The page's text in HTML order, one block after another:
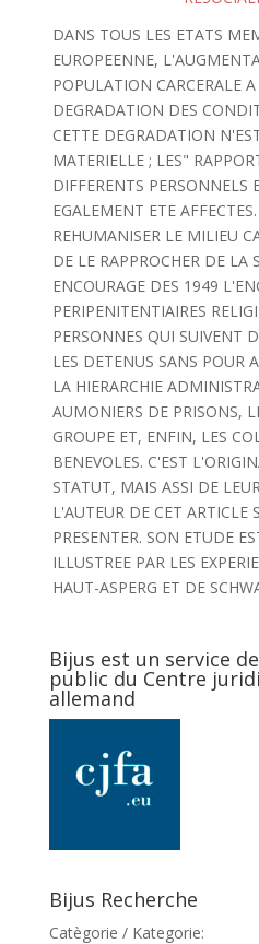
DANS TOUS LES ETATS
EUROPEENNE,
POPULATION CARCERALE
DEGRADATION DES
CETTE DEGRADATION
MATERIELLE ; LES"
DIFFERENTS PERSONNELS
EGALEMENT ETE
REHUMANISER LE MILIEU
DE LE RAPPROCHER DE LA
ENCOURAGE DES 1949
PERIPENITENTIAIRES
PERSONNES QUI SUIVENT
LES DETENUS SANS POUR
LA HIERARCHIE
AUMONIERS DE PRISONS,
GROUPE ET, ENFIN, LES
BENEVOLES. C'EST
STATUT, MAIS ASSI DE
L'AUTEUR DE CET ARTICLE
PRESENTER. SON ETUDE
ILLUSTREE PAR LES
HAUT-ASPERG ET DE
Bijus est un service
public du Centre
allemand
Bijus Recherche
Catègorie / Kategorie: